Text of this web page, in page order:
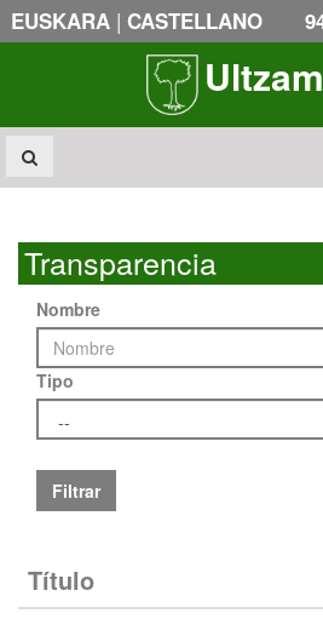
EUSKARA | CASTELLANO
Transparencia
Nombre
Tipo
Filtrar
Título